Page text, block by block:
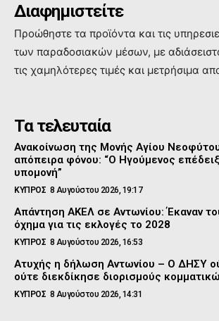
Διαφημιστείτε
Προώθηστε τα προϊόντα και τις
των παραδοσιακών μέσων, με
τις χαμηλότερες τιμές και μετρήσιμα
Τα τελευταία
Ανακοίνωση της Μονής Αγίου
απόπειρα φόνου: “Ο Ηγούμενος
υπομονή”
ΚΥΠΡΟΣ 8 Αυγούστου 2026, 19:17
Απάντηση ΑΚΕΛ σε Αντωνίου: Έκαναν
όχημα για τις εκλογές το 2028
ΚΥΠΡΟΣ 8 Αυγούστου 2026, 16:53
Ατυχής η δήλωση Αντωνίου – Ο ΔΗΣΥ
ούτε διεκδίκησε διορισμούς
ΚΥΠΡΟΣ 8 Αυγούστου 2026, 14:31